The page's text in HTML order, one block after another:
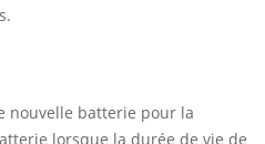
batterie pour la
lorsque la durée de vie de